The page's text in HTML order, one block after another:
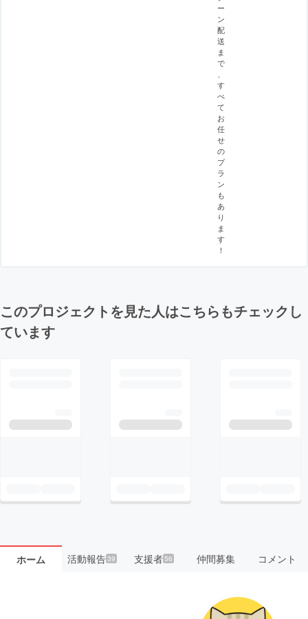
ー
ン
配
送
ま
で
、
す
べ
て
お
任
せ
の
プ
ラ
ン
も
あ
り
ま
す
！
このプロジェクトを見た人はこちらもチェックし
ています
ホーム 活動報告39 支援者56 仲間募集 コメント